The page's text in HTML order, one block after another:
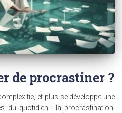
de procrastiner ?
et plus se développe une
du quotidien : la procrastination.